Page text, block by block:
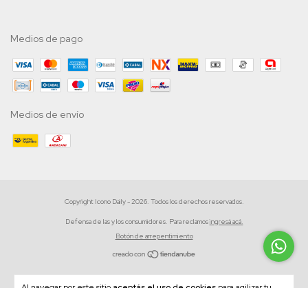
Medios de pago
Medios de envío
Copyright Icono Daily - 2026. Todos los derechos reservados.
Defensa de las y los consumidores. Para reclamosingresá acá.
Botón de arrepentimiento